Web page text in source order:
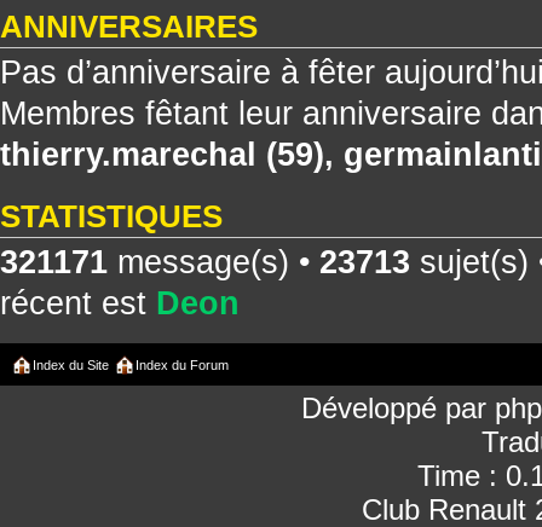
ANNIVERSAIRES
Pas d’anniversaire à fêter
Membres fêtant leur anniversaire
thierry.marechal (59),
STATISTIQUES
321171 message(s) • 23713 sujet(s)
récent est Deon
Index du Site Index du Forum
Développé par
Time :
Club Renault